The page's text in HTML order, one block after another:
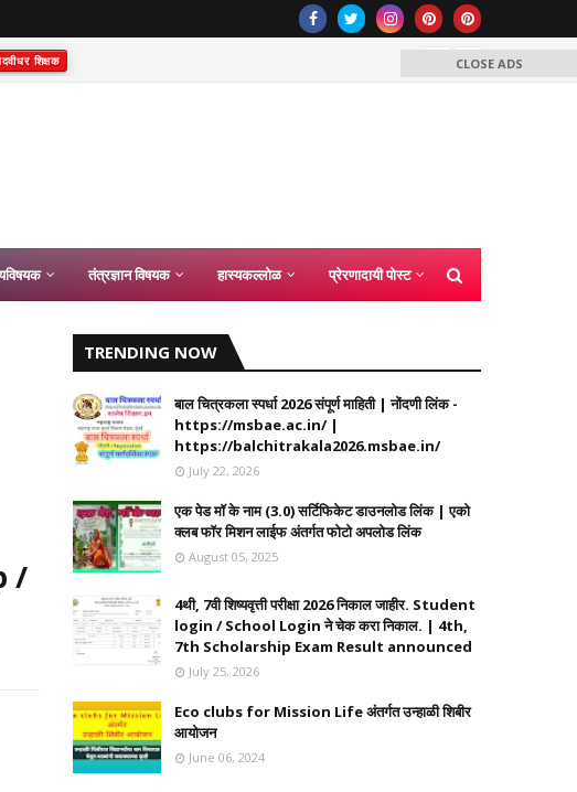
शिक्षक
तंत्रज्ञान विषयक हास्यकल्लोळ प्रेरणादायी पोस्ट
/
TRENDING NOW
बाल चित्रकला स्पर्धा 2026 संपूर्ण माहिती | नोंदणी लिंक -
https://msbae.ac.in/ |
https://balchitrakala2026.msbae.in/
July 22, 2026
एक पेड मॉ के नाम (3.0) सर्टिफिकेट डाउनलोड लिंक | एको
क्लब फॉर मिशन लाईफ अंतर्गत फोटो अपलोड लिंक
August 05, 2025
4थी, 7वी शिष्यवृत्ती परीक्षा 2026 निकाल जाहीर. Student
login / School Login ने चेक करा निकाल. | 4th,
7th Scholarship Exam Result announced
July 25, 2026
Eco clubs for Mission Life अंतर्गत उन्हाळी शिबीर
आयोजन
June 06, 2024
CLOSE ADS